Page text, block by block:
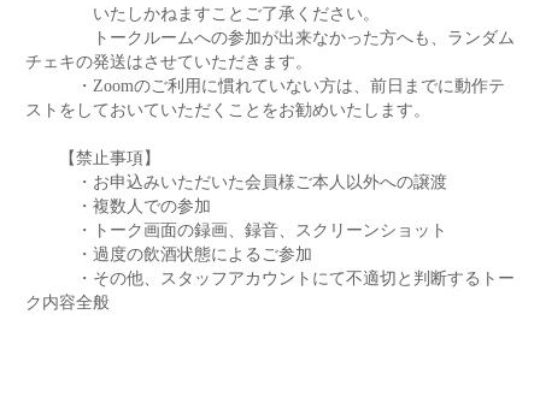
いたしかねますことご了承ください。
トークルームへの参加が出来なかった方へも、ランダム
チェキの発送はさせていただきます。
・Zoomのご利用に慣れていない方は、前日までに動作テ
ストをしておいていただくことをお勧めいたします。
【禁止事項】
・お申込みいただいた会員様ご本人以外への譲渡
・複数人での参加
・トーク画面の録画、録音、スクリーンショット
・過度の飲酒状態によるご参加
・その他、スタッフアカウントにて不適切と判断するトー
ク内容全般